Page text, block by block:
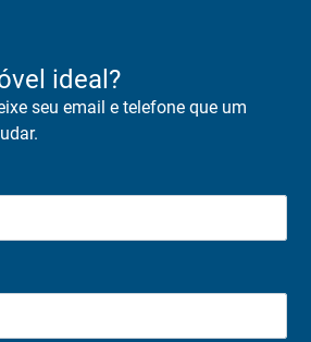
ideal?
seu email e telefone que um